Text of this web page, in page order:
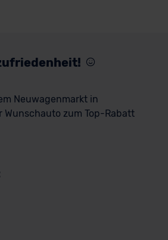
Neuwagenmarkt in
zum Top-Rabatt